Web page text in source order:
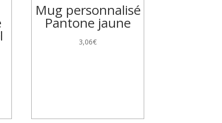
Mug personnalisé
Pantone jaune
3,06€